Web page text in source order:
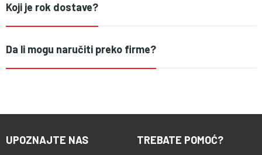
Koji je rok dostave?
Da li mogu naručiti preko firme?
UPOZNAJTE NAS TREBATE POMOĆ?